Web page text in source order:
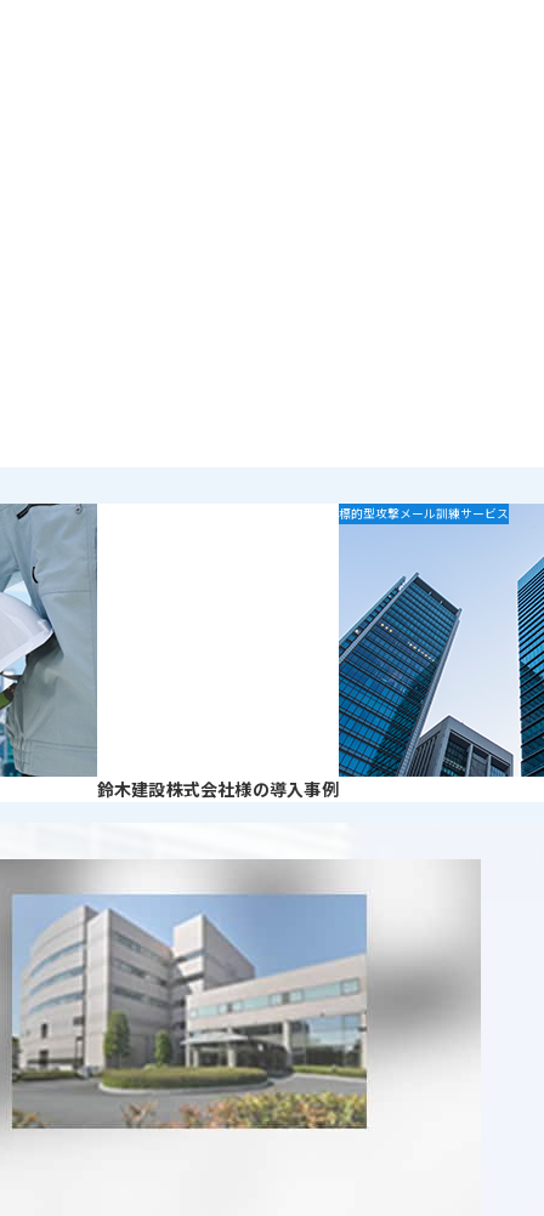
の記事を読む
鈴木建設株式会社様の導入事例
標的型攻撃メール訓練サービス
「青木あすなろ建設株式会社様